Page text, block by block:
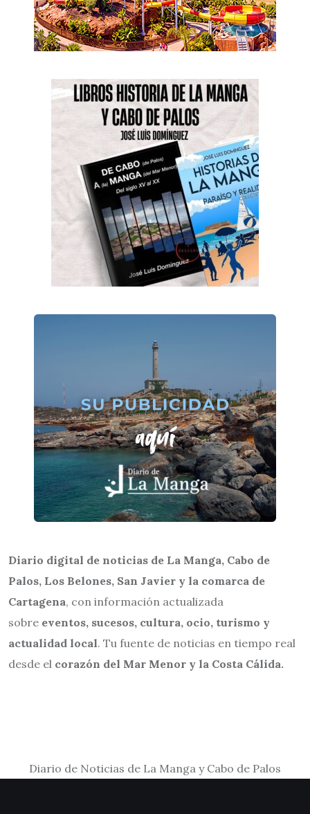
Diario digital de noticias de La Manga, Cabo de
Palos, Los Belones, San Javier y la comarca de
Cartagena, con información actualizada
sobre eventos, sucesos, cultura, ocio, turismo y
actualidad local. Tu fuente de noticias en tiempo real
desde el corazón del Mar Menor y la Costa Cálida.
Diario de Noticias de La Manga y Cabo de Palos